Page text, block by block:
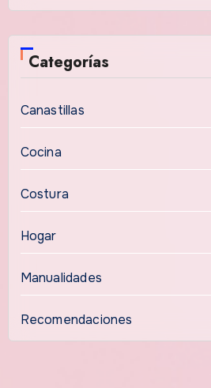
Categorías
Canastillas
Cocina
Costura
Hogar
Manualidades
Recomendaciones